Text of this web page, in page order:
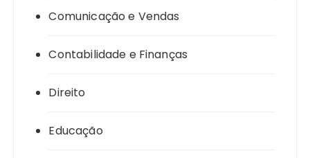
Comunicação e Vendas
Contabilidade e Finanças
Direito
Educação